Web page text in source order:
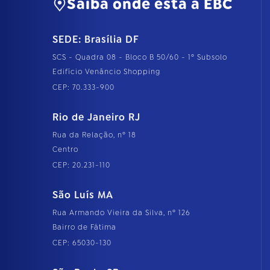
Saiba onde está a EBC
SEDE: Brasília DF
SCS - Quadra 08 - Bloco B 50/60 - 1º Subsolo
Edifício Venâncio Shopping
CEP: 70.333-900
Rio de Janeiro RJ
Rua da Relação, nº 18
Centro
CEP: 20.231-110
São Luís MA
Rua Armando Vieira da Silva, nº 126
Bairro de Fátima
CEP: 65030-130